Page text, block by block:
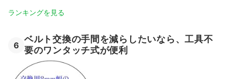
ランキングを見る
6
ベルト交換の手間を減らしたいなら、工具不
要のワンタッチ式が便利